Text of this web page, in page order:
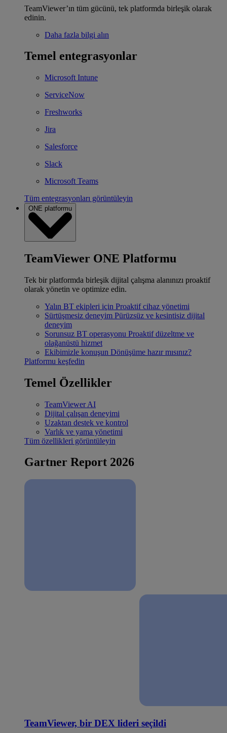
TeamViewer’ın tüm gücünü, tek platformda birleşik olarak
edinin.
Daha fazla bilgi alın
Temel entegrasyonlar
Microsoft Intune
ServiceNow
Freshworks
Jira
Salesforce
Slack
Microsoft Teams
Tüm entegrasyonları görüntüleyin
ONE platformu
TeamViewer ONE Platformu
Tek bir platformda birleşik dijital çalışma alanınızı proaktif
olarak yönetin ve optimize edin.
Yalın BT ekipleri için Proaktif cihaz yönetimi
Sürtüşmesiz deneyim Pürüzsüz ve kesintisiz dijital
deneyim
Sorunsuz BT operasyonu Proaktif düzeltme ve
olağanüstü hizmet
Ekibimizle konuşun Dönüşüme hazır mısınız?
Platformu keşfedin
Temel Özellikler
TeamViewer AI
Dijital çalışan deneyimi
Uzaktan destek ve kontrol
Varlık ve yama yönetimi
Tüm özellikleri görüntüleyin
Gartner Report 2026
TeamViewer, bir DEX lideri seçildi